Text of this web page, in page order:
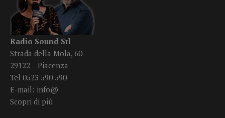
Radio Sound Srl
Strada della Mola, 60
29122 – Piacenza
Tel 0523 590 590
E-mail: info@
Scopri di più